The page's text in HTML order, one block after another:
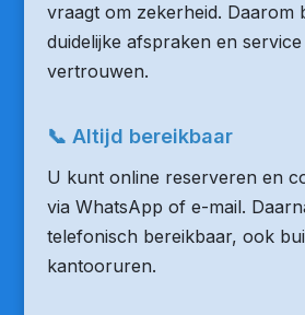
vraagt om zekerheid. Daarom
duidelijke afspraken en
vertrouwen.
📞 Altijd bereikbaar
U kunt online reserveren en
via WhatsApp of e-mail.
telefonisch bereikbaar, ook
kantooruren.